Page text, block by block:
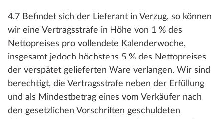
4.7 Befindet sich der Lieferant in Verzug, so können
wir eine Vertragsstrafe in Höhe von 1 % des
Nettopreises pro vollendete Kalenderwoche,
insgesamt jedoch höchstens 5 % des Nettopreises
der verspätet gelieferten Ware verlangen. Wir sind
berechtigt, die Vertragsstrafe neben der Erfüllung
und als Mindestbetrag eines vom Verkäufer nach
den gesetzlichen Vorschriften geschuldeten